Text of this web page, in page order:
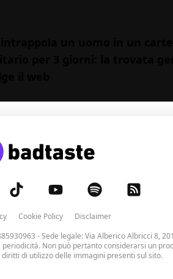
un uomo in un
per 3 giorni: la trovata
il web
Cookie Policy
Disclaimer
- Sede legale: Via Alberico Albricci 8,
Non può pertanto considerarsi un
diritti di utilizzo delle immagini presenti sul sito.